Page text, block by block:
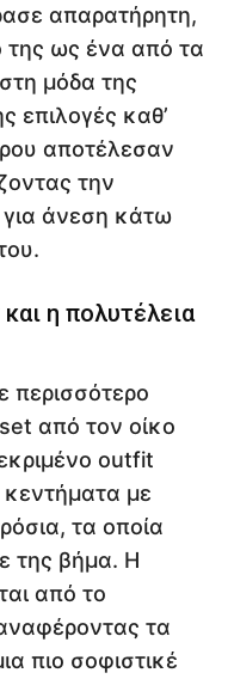
απαρατήρητη,
της ως ένα από τα
μόδα της
επιλογές καθ’
αποτέλεσαν
την
άνεση κάτω
η πολυτέλεια
περισσότερο
από τον οίκο
outfit
κεντήματα με
τα οποία
της βήμα. Η
από το
τα
πιο σοφιστικέ